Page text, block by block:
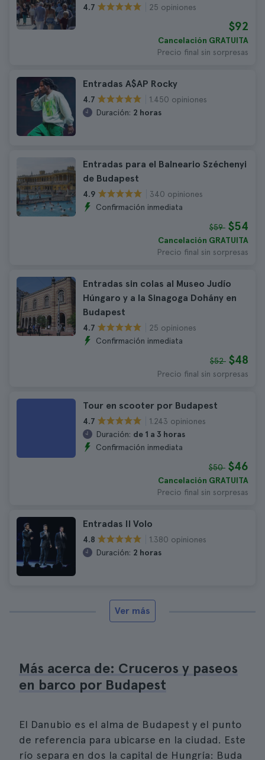
4.7 25 opiniones
$92
Cancelación GRATUITA
Precio final sin sorpresas
Entradas A$AP Rocky
4.7
1.450 opiniones
Duración: 2 horas
Entradas para el Balneario Széchenyi
de Budapest
4.9
340 opiniones
Confirmación inmediata
$59 $54
Cancelación GRATUITA
Precio final sin sorpresas
Entradas sin colas al Museo Judío
Húngaro y a la Sinagoga Dohány en
Budapest
4.7
25 opiniones
Confirmación inmediata
$52 $48
Precio final sin sorpresas
Tour en scooter por Budapest
4.7
1.243 opiniones
Duración: de 1 a 3 horas
Confirmación inmediata
$50 $46
Cancelación GRATUITA
Precio final sin sorpresas
Entradas Il Volo
4.8
1.380 opiniones
Duración: 2 horas
Ver más
Más acerca de: Cruceros y paseos
en barco por Budapest
El Danubio es el alma de Budapest y el punto
de referencia para ubicarse en la ciudad. Este
río separa en dos la capital de Hungría: Buda